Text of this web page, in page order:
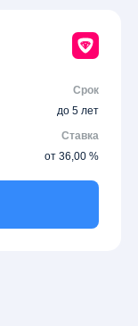
Срок
до 5 лет
Ставка
от 36,00 %